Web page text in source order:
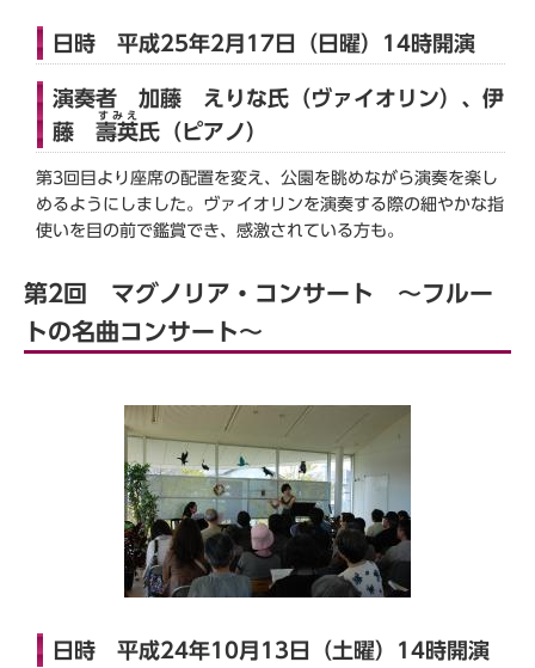
日時 平成25年2月17日（日曜）14時開演
演奏者 加藤 えりな氏（ヴァイオリン）、伊
藤 壽英
すみえ
氏（ピアノ）
第3回目より座席の配置を変え、公園を眺めながら演奏を楽し
めるようにしました。ヴァイオリンを演奏する際の細やかな指
使いを目の前で鑑賞でき、感激されている方も。
第2回 マグノリア・コンサート ～フルー
トの名曲コンサート～
日時 平成24年10月13日（土曜）14時開演